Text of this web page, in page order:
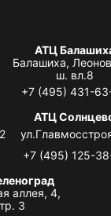
АТЦ
Балашиха,
ш. вл.8
+7 (495) 431-
АТЦ
+7 (495) 125-
аллея, 4,
3